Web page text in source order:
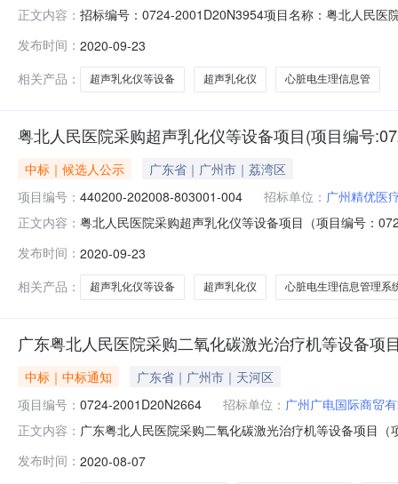
正文内容： 招标编号：0724-2001D20N3954项目名称：粤北人民
2001D20N3954）中标结果公告一、项目编号（
发布时间： 2020-09-23
相关产品：
超声乳化仪等设备 超声乳化仪 心脏电生理信息管
粤北人民医院采购超声乳化仪等设备项目(项目编号
中标｜候选人公示
广东省｜广州市｜荔湾区
项目编号： 440200-202008-803001-004 招标单位： 广州精优医
正文内容： 粤北人民医院采购超声乳化仪等设备项目（项目编号：
股份有限公司项目负责人：吴继辉项目经办人：李允仪
发布时间： 2020-09-23
相关产品：
超声乳化仪等设备 超声乳化仪 心脏电生理信息管理系
广东粤北人民医院采购二氧化碳激光治疗机等设备项
中标｜中标通知
广东省｜广州市｜天河区
项目编号： 0724-2001D20N2664 招标单位： 广州广电国际商贸
正文内容： 广东粤北人民医院采购二氧化碳激光治疗机等设备项目
标公告。一、项目编号（或招标编号、政府采购计划编
发布时间： 2020-08-07